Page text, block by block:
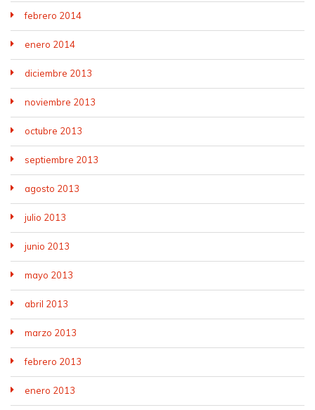
febrero 2014
enero 2014
diciembre 2013
noviembre 2013
octubre 2013
septiembre 2013
agosto 2013
julio 2013
junio 2013
mayo 2013
abril 2013
marzo 2013
febrero 2013
enero 2013